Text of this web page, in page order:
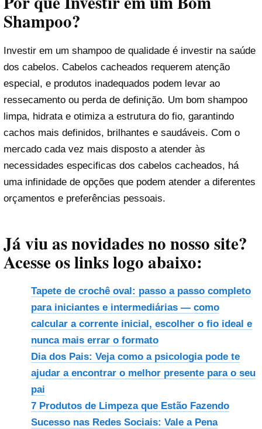
Shampoo?
Investir em um shampoo de qualidade é investir na saúde
dos cabelos. Cabelos cacheados requerem atenção
especial, e produtos inadequados podem levar ao
ressecamento ou perda de definição. Um bom shampoo
limpa, hidrata e otimiza a estrutura do fio, garantindo
cachos mais definidos, brilhantes e saudáveis. Com o
mercado cada vez mais disposto a atender às
necessidades especificas dos cabelos cacheados, há
uma infinidade de opções que podem atender a diferentes
orçamentos e preferências pessoais.
Já viu as novidades no nosso site?
Acesse os links logo abaixo:
Tapete de crochê oval: passo a passo completo
para iniciantes e intermediárias — como
calcular a corrente inicial, escolher o fio ideal e
nunca mais errar o formato
Dia dos Pais: Veja como a psicologia pode te
ajudar a encontrar o melhor presente para o seu
pai
7 Produtos de Limpeza que Estão Fazendo
Sucesso nas Redes Sociais: Vale a Pena